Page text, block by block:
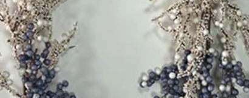
So dekorieren Sie künstliche Kürbisse für Halloween: Eine vollständige Anleitung zu Kunst-, Schaum- und Keramikstilen